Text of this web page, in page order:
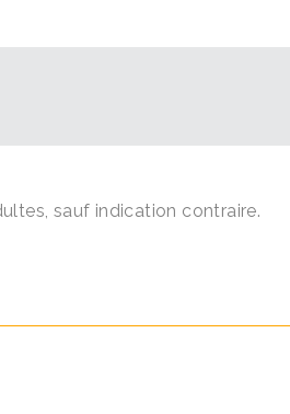
sauf indication contraire.